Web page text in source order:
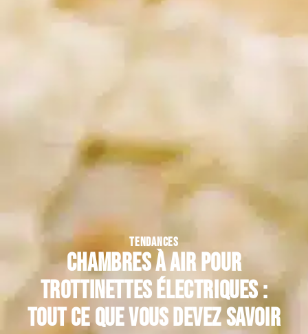
TENDANCES
Chambres à air pour
trottinettes électriques :
tout ce que vous devez savoir